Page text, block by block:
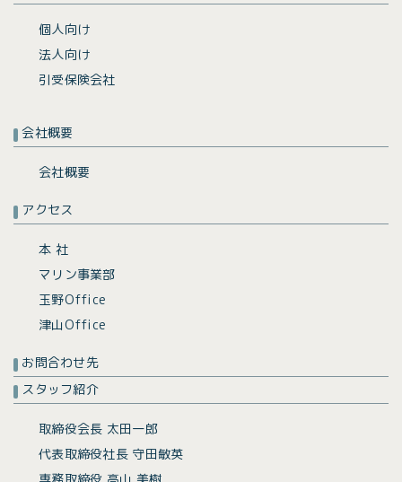
個人向け
法人向け
引受保険会社
会社概要
会社概要
アクセス
本 社
マリン事業部
玉野Office
津山Office
お問合わせ先
スタッフ紹介
取締役会長 太田一郎
代表取締役社長 守田敏英